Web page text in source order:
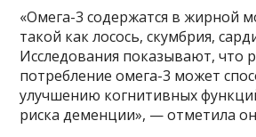
«Омега-3 содержатся в жирной
такой как лосось, скумбрия,
Исследования показывают, что
потребление омега-3 может
улучшению когнитивных
риска деменции», — отметила